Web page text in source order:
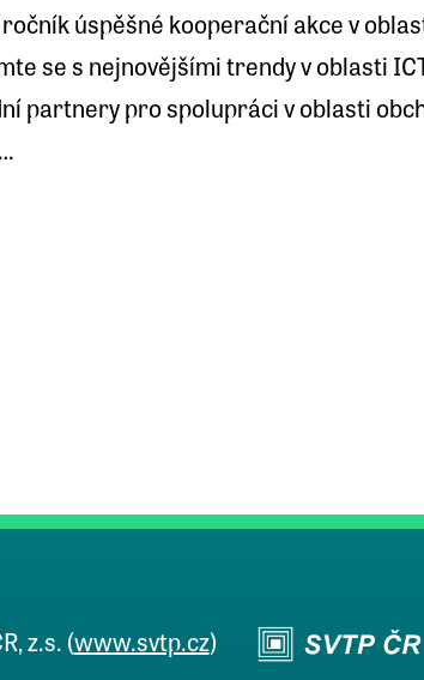
úspěšné kooperační akce v
se s nejnovějšími trendy v oblasti
partnery pro spolupráci v oblasti
z.s. (www.svtp.cz)